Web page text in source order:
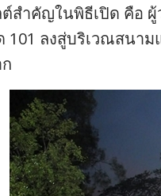
สำคัญในพิธีเปิด คือ
101 ลงสู่บริเวณสนา